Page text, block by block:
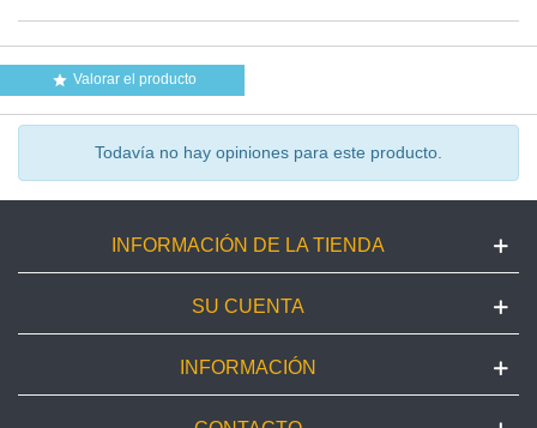
 Valorar el producto
Todavía no hay opiniones para este producto.
INFORMACIÓN DE LA TIENDA
SU CUENTA
INFORMACIÓN